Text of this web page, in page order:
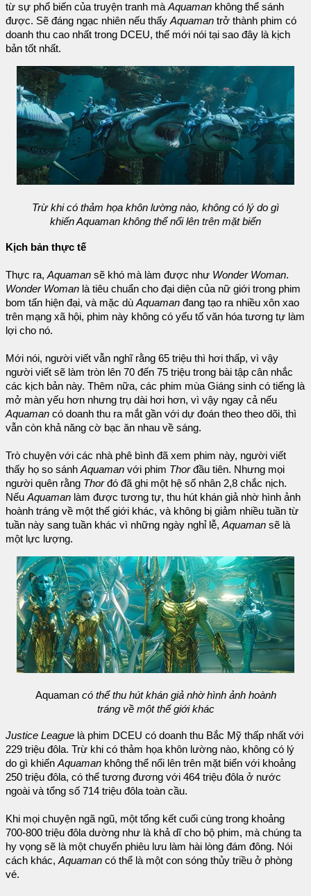
từ sự phổ biến của truyện tranh mà Aquaman không thể sánh
được. Sẽ đáng ngạc nhiên nếu thấy Aquaman trở thành phim có
doanh thu cao nhất trong DCEU, thế mới nói tại sao đây là kịch
bản tốt nhất.
Trừ khi có thảm họa khôn lường nào, không có lý do gì
khiến Aquaman không thể nổi lên trên mặt biển
Kịch bản thực tế
Thực ra,Aquaman sẽ khó mà làm được như Wonder Woman.
Wonder Woman là tiêu chuẩn cho đại diện của nữ giới trong phim
bom tấn hiện đại, và mặc dùAquaman đang tạo ra nhiều xôn xao
trên mạng xã hội, phim này không có yếu tố văn hóa tương tự làm
lợi cho nó.
Mới nói, người viết vẫn nghĩ rằng 65 triệu thì hơi thấp, vì vậy
người viết sẽ làm tròn lên 70 đến 75 triệu trong bài tập cân nhắc
các kịch bản này. Thêm nữa, các phim mùa Giáng sinh có tiếng là
mở màn yếu hơn nhưng trụ dài hơi hơn, vì vậy ngay cả nếu
Aquaman có doanh thu ra mắt gần với dự đoán theo theo dõi, thì
vẫn còn khả năng cờ bạc ăn nhau về sáng.
Trò chuyện với các nhà phê bình đã xem phim này, người viết
thấy họ so sánhAquaman với phim Thorđầu tiên. Nhưng mọi
người quên rằng Thorđó đã ghi một hệ số nhân 2,8 chắc nịch.
NếuAquaman làm được tương tự, thu hút khán giả nhờ hình ảnh
hoành tráng về một thế giới khác, và không bị giảm nhiều tuần từ
tuần này sang tuần khác vì những ngày nghỉ lễ,Aquaman sẽ là
một lực lượng.
Aquaman có thể thu hút khán giả nhờ hình ảnh hoành
tráng về một thế giới khác
Justice League là phim DCEU có doanh thu Bắc Mỹ thấp nhất với
229 triệu đôla. Trừ khi có thảm họa khôn lường nào, không có lý
do gì khiến Aquaman không thể nổi lên trên mặt biển với khoảng
250 triệu đôla, có thể tương đương với 464 triệu đôla ở nước
ngoài và tổng số 714 triệu đôla toàn cầu.
Khi mọi chuyện ngã ngũ, một tổng kết cuối cùng trong khoảng
700-800 triệu đôla dường như là khả dĩ cho bộ phim, mà chúng ta
hy vọng sẽ là một chuyến phiêu lưu làm hài lòng đám đông. Nói
cách khác, Aquaman có thể là một con sóng thủy triều ở phòng
vé.